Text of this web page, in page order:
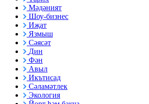
Мәдәният
Шоу-бизнес
Иҗат
Язмыш
Сәясәт
Дин
Фән
Авыл
Икътисад
Сәламәтлек
Экология